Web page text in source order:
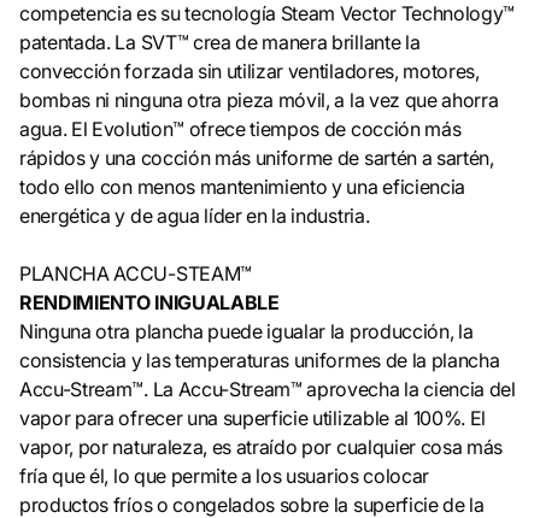
competencia es su tecnología Steam Vector Technology™
patentada. La SVT™ crea de manera brillante la
convección forzada sin utilizar ventiladores, motores,
bombas ni ninguna otra pieza móvil, a la vez que ahorra
agua. El Evolution™ ofrece tiempos de cocción más
rápidos y una cocción más uniforme de sartén a sartén,
todo ello con menos mantenimiento y una eficiencia
energética y de agua líder en la industria.
PLANCHA ACCU-STEAM™
RENDIMIENTO INIGUALABLE
Ninguna otra plancha puede igualar la producción, la
consistencia y las temperaturas uniformes de la plancha
Accu-Stream™. La Accu-Stream™ aprovecha la ciencia del
vapor para ofrecer una superficie utilizable al 100%. El
vapor, por naturaleza, es atraído por cualquier cosa más
fría que él, lo que permite a los usuarios colocar
productos fríos o congelados sobre la superficie de la